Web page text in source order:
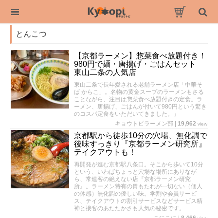
とんこつ
【京都ラーメン】惣菜食べ放題付き！
980円で麺・唐揚げ・ごはんセット
東山二条の人気店
東山二条で長年愛される老舗ラーメン店「中華そ
ば からこ」。名物の黄金スープのラーメンもさる
ことながら、注目は惣菜食べ放題付きの定食。ラ
ーメン、唐揚げ、ごはんが付いて980円という驚き
のコスパ定食をいただいてきました。」
キョウトピラーメン部
19,962 view
京都駅から徒歩10分の穴場、無化調で
後味すっきり『京都ラーメン研究所』
テイクアウトも！
再開発が進む京都駅八条口。そこから歩いて10分
という、いわばちょっと穴場な場所にありなが
ら、常連客の絶えない店『京都ラーメン研究
所』。ラーメン特有の胃もたれが一切ない（個人
の体感）無化調の優しい味。学割や会員サービ
ス、テイクアウトの割引サービスなどサービス精
神と接客のあたたかさも人気の秘密です。